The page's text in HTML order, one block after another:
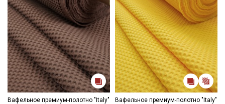
Вафельное премиум-полотно "Italy"
Вафельное премиум-полотно "Italy"